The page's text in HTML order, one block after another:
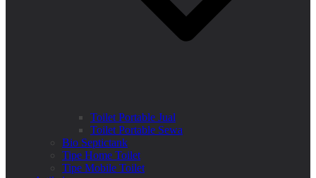
Toilet Portable Jual
Toilet Portable Sewa
Bio Septictank
Tipe Home Toilet
Tipe Mobile Toilet